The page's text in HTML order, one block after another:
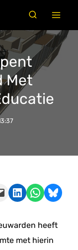
Met
Delen op LinkedIn Delen via WhatsApp Share on Bluesky
heeft
met hierin